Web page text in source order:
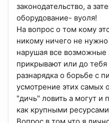
законодательство, а
оборудование- вуоля!
На вопрос о том кому
никому ничего не
нарушая все возможные
прикрывают или до
разнарядка о борьбе с
усмотрение этих самых
"дичь" ловить а могут и
как крупными